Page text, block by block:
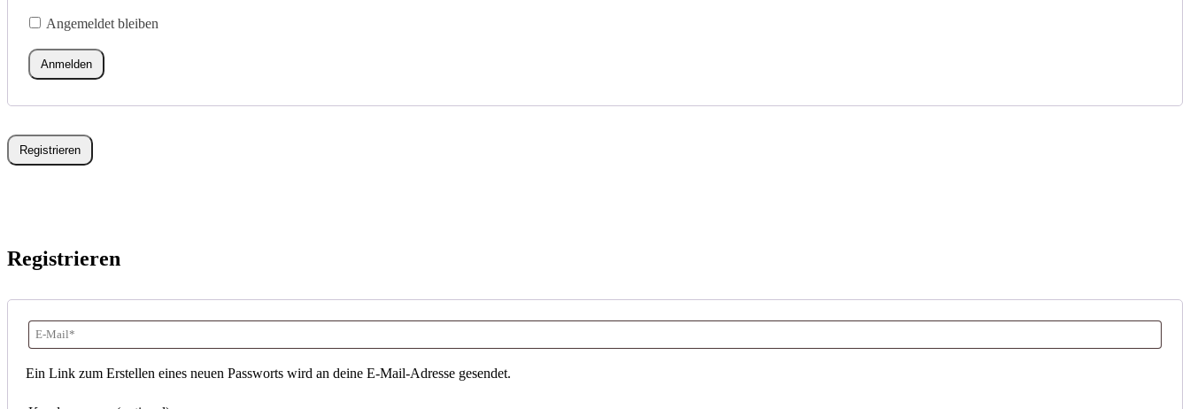
Adresse*
Erforderlich
Angemeldet bleiben
Anmelden
Registrieren
Registrieren
E-
Ein Link zum Erstellen eines neuen Passworts wird an deine E-Mail-Adresse gesendet.